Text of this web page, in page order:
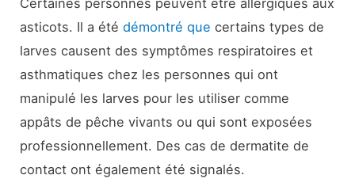
Certaines personnes peuvent être allergiques aux
asticots. Il a étédémontré que certains types de
larves causent des symptômes respiratoires et
asthmatiques chez les personnes qui ont
manipulé les larves pour les utiliser comme
appâts de pêche vivants ou qui sont exposées
professionnellement. Des cas de dermatite de
contact ont également été signalés.